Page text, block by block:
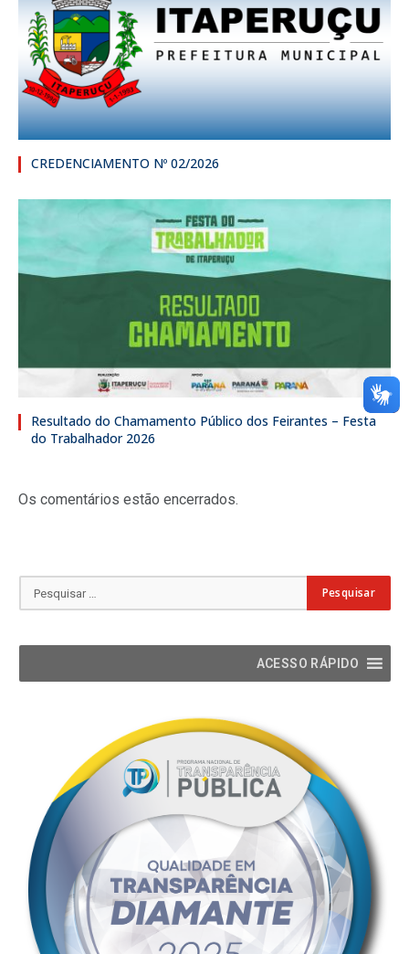
CREDENCIAMENTO Nº 02/2026
Resultado do Chamamento Público dos Feirantes – Festa
do Trabalhador 2026
Os comentários estão encerrados.
ACESSO RÁPIDO